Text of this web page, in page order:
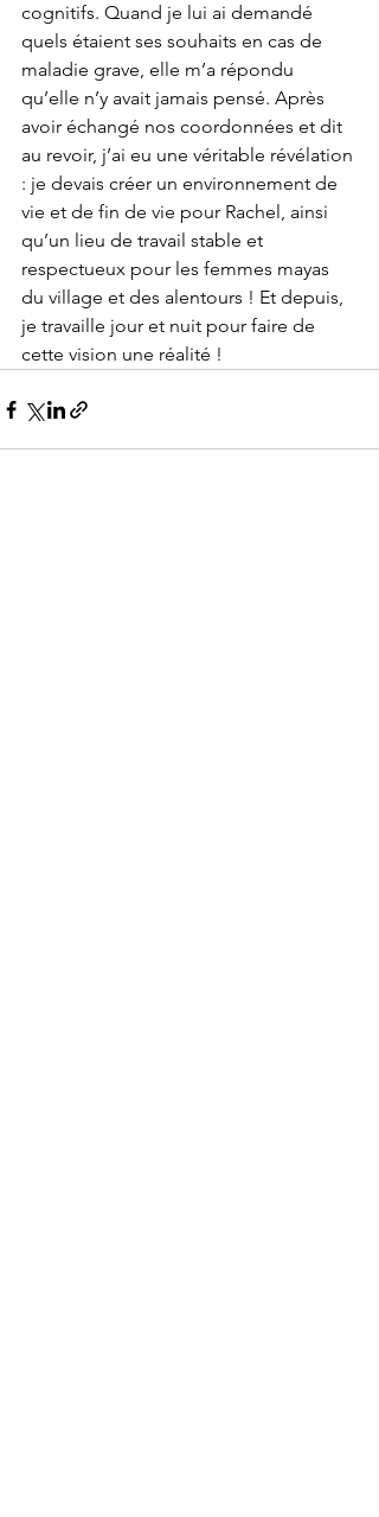
cognitifs. Quand je lui ai demandé
quels étaient ses souhaits en cas de
maladie grave, elle m’a répondu
qu’elle n’y avait jamais pensé. Après
avoir échangé nos coordonnées et dit
au revoir, j’ai eu une véritable révélation
: je devais créer un environnement de
vie et de fin de vie pour Rachel, ainsi
qu’un lieu de travail stable et
respectueux pour les femmes mayas
du village et des alentours ! Et depuis,
je travaille jour et nuit pour faire de
cette vision une réalité !